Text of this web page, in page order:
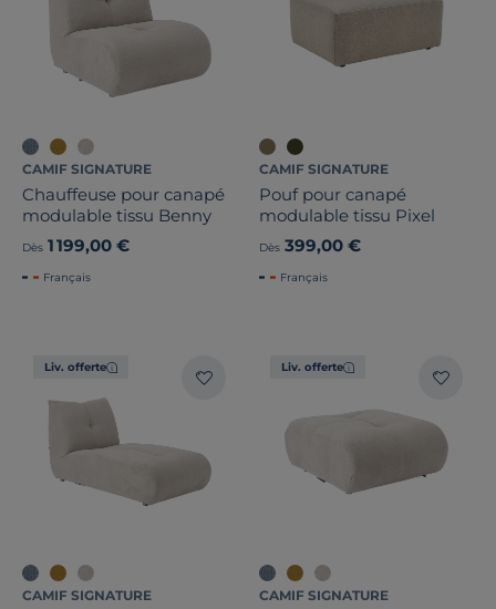
CAMIF SIGNATURE
Chauffeuse pour canapé
modulable tissu Benny
Dès 1 199,00 €
Français
CAMIF SIGNATURE
Pouf pour canapé
modulable tissu Pixel
Dès 399,00 €
Français
Liv. offerte
CAMIF SIGNATURE
Liv. offerte
CAMIF SIGNATURE